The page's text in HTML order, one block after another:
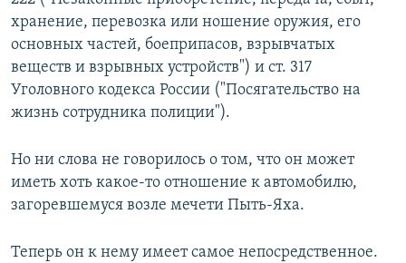
хранение, перевозка или ношение оружия, его
основных частей, боеприпасов, взрывчатых
веществ и взрывных устройств") и ст. 317
Уголовного кодекса России ("Посягательство на
жизнь сотрудника полиции").
Но ни слова не говорилось о том, что он может
иметь хоть какое-то отношение к автомобилю,
загоревшемуся возле мечети Пыть-Яха.
Теперь он к нему имеет самое непосредственное.